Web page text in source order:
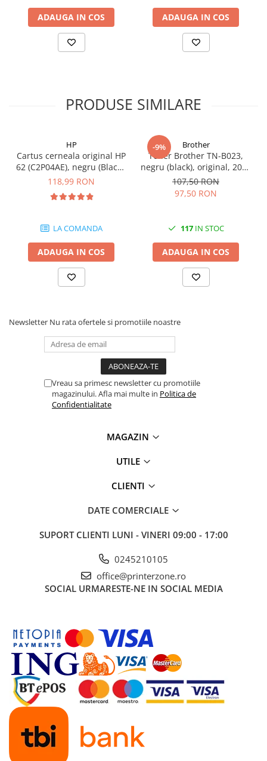
ADAUGA IN COS ADAUGA IN COS
PRODUSE SIMILARE
HP
Cartus cerneala original HP
62 (C2P04AE), negru (Black),
200 pagini
118,99 RON
LA COMANDA
ADAUGA IN COS
-9% Brother
Toner Brother TN-B023,
negru (black), original, 2000
pagini
107,50 RON
97,50 RON
117IN STOC
ADAUGA IN COS
Newsletter Nu rata ofertele si promotiile noastre
Vreau sa primesc newsletter cu promotiile
magazinului. Afla mai multe in Politica de
Confidentialitate
MAGAZIN
UTILE
CLIENTI
DATE COMERCIALE
SUPORT CLIENTI LUNI - VINERI 09:00 - 17:00
0245210105
office@printerzone.ro
SOCIAL URMARESTE-NE IN SOCIAL MEDIA